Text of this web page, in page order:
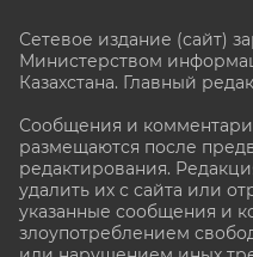
Сетевое издание (сайт)
Министерством
Казахстана. Главный
Сообщения и
размещаются после
редактирования.
удалить их с сайта или
указанные сообщения и
злоупотреблением